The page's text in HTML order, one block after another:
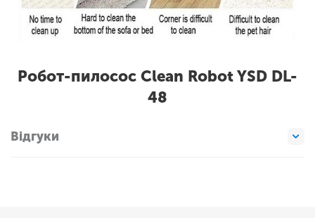
Робот-пилосос Clean Robot YSD DL-
48
Відгуки